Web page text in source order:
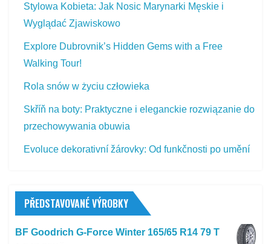
Stylowa Kobieta: Jak Nosic Marynarki Męskie i
Wyglądać Zjawiskowo
Explore Dubrovnik’s Hidden Gems with a Free
Walking Tour!
Rola snów w życiu człowieka
Skříň na boty: Praktyczne i eleganckie rozwiązanie do
przechowywania obuwia
Evoluce dekorativní žárovky: Od funkčnosti po umění
PŘEDSTAVOVANÉ VÝROBKY
BF Goodrich G-Force Winter 165/65 R14 79 T